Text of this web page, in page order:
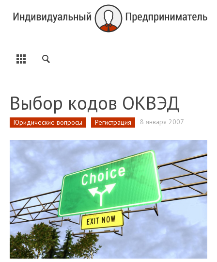
Выбор кодов ОКВЭД
Юридические вопросы Регистрация 8 января 2007